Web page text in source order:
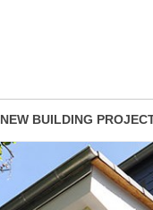
NEW BUILDING